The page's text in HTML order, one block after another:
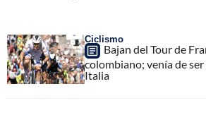
Ciclismo
Bajan del Tour de
colombiano; venía de
Italia